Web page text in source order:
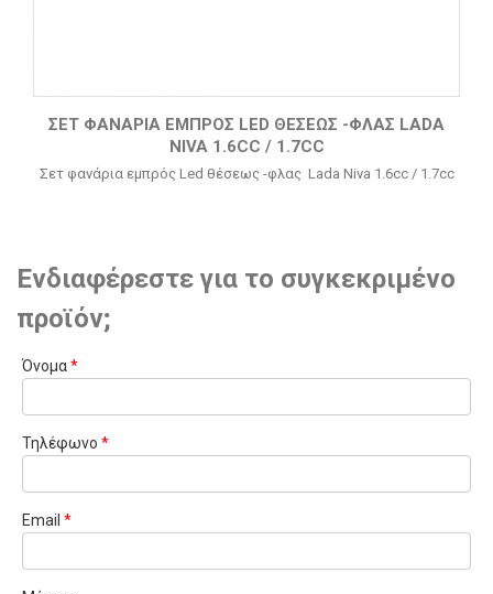
ΣΕΤ ΦΑΝΆΡΙΑ ΕΜΠΡΌΣ LED ΘΈΣΕΩΣ -ΦΛΑΣ LADA
NIVA 1.6CC / 1.7CC
Σετ φανάρια εμπρός Led θέσεως -φλας Lada Niva 1.6cc / 1.7cc
Ενδιαφέρεστε για το συγκεκριμένο
προϊόν;
Όνομα*
Τηλέφωνο *
Email *